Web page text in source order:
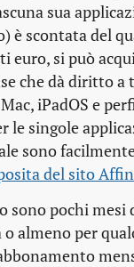
sua
è scontata del
euro, si può
che dà diritto a
iPadOS e
le singole
sono
del sito
sono pochi mesi
o almeno per